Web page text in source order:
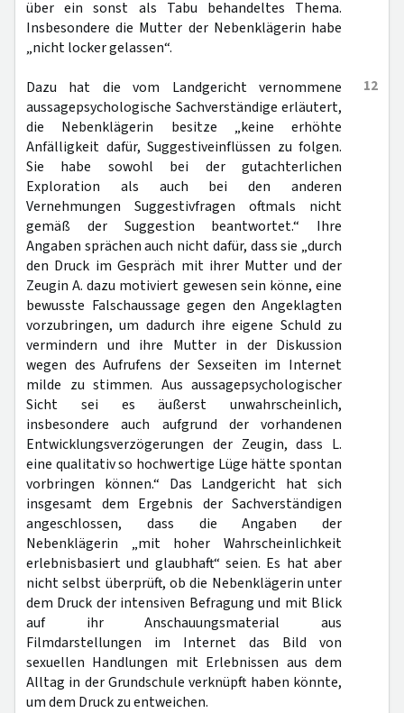
über ein sonst als Tabu behandeltes Thema.
Insbesondere die Mutter der Nebenklägerin habe
„nicht locker gelassen“.
12
Dazu hat die vom Landgericht vernommene
aussagepsychologische Sachverständige erläutert,
die Nebenklägerin besitze „keine erhöhte
Anfälligkeit dafür, Suggestiveinflüssen zu folgen.
Sie habe sowohl bei der gutachterlichen
Exploration als auch bei den anderen
Vernehmungen Suggestivfragen oftmals nicht
gemäß der Suggestion beantwortet.“ Ihre
Angaben sprächen auch nicht dafür, dass sie „durch
den Druck im Gespräch mit ihrer Mutter und der
Zeugin A. dazu motiviert gewesen sein könne, eine
bewusste Falschaussage gegen den Angeklagten
vorzubringen, um dadurch ihre eigene Schuld zu
vermindern und ihre Mutter in der Diskussion
wegen des Aufrufens der Sexseiten im Internet
milde zu stimmen. Aus aussagepsychologischer
Sicht sei es äußerst unwahrscheinlich,
insbesondere auch aufgrund der vorhandenen
Entwicklungsverzögerungen der Zeugin, dass L.
eine qualitativ so hochwertige Lüge hätte spontan
vorbringen können.“ Das Landgericht hat sich
insgesamt dem Ergebnis der Sachverständigen
angeschlossen, dass die Angaben der
Nebenklägerin „mit hoher Wahrscheinlichkeit
erlebnisbasiert und glaubhaft“ seien. Es hat aber
nicht selbst überprüft, ob die Nebenklägerin unter
dem Druck der intensiven Befragung und mit Blick
auf ihr Anschauungsmaterial aus
Filmdarstellungen im Internet das Bild von
sexuellen Handlungen mit Erlebnissen aus dem
Alltag in der Grundschule verknüpft haben könnte,
um dem Druck zu entweichen.